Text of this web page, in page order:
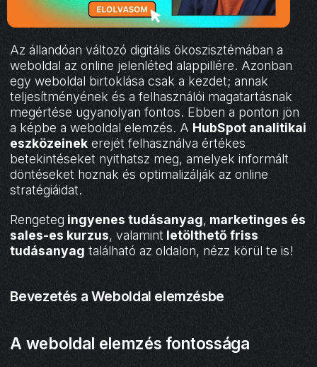
Az állandóan változó digitális ökoszisztémában a
weboldal az online jelenléted alappillére. Azonban
egy weboldal birtoklása csak a kezdet; annak
teljesítményének és a felhasználói magatartásnak
megértése ugyanolyan fontos. Ebben a ponton jön
a képbe a weboldal elemzés. A HubSpot analitikai
eszközeinek erejét felhasználva értékes
betekintéseket nyithatsz meg, amelyek informált
döntéseket hoznak és optimalizálják az online
stratégiáidat.
Rengeteg ingyenes tudásanyag, marketinges és
sales-es kurzus, valamint letölthető friss
tudásanyag található az oldalon, nézz körül te is!
Bevezetés a Weboldal elemzésbe
A weboldal elemzés fontossága